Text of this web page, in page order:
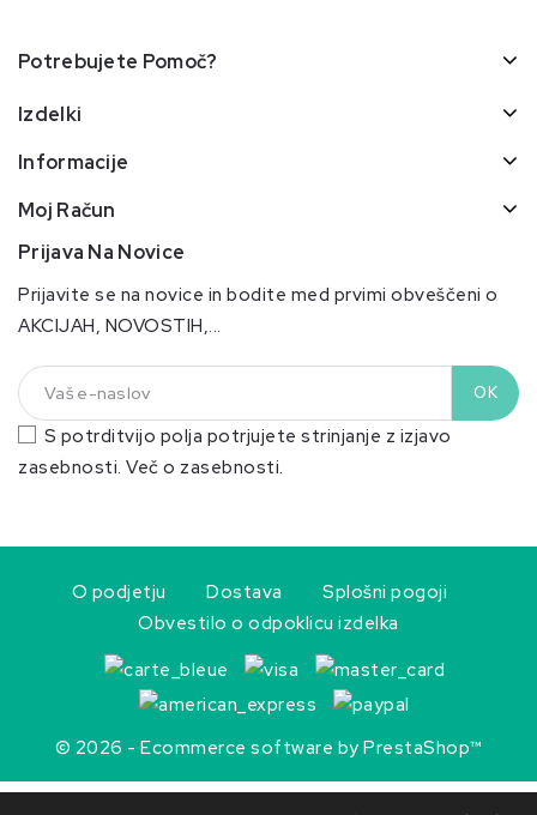
Potrebujete Pomoč?
Izdelki
Informacije
Moj Račun
Prijava Na Novice
Prijavite se na novice in bodite med prvimi obveščeni o
AKCIJAH, NOVOSTIH,...
S potrditvijo polja potrjujete strinjanje z izjavo
zasebnosti. Več o zasebnosti.
O podjetju Dostava
Splošni pogoji
Obvestilo o odpoklicu izdelka
© 2026 - Ecommerce software by PrestaShop™